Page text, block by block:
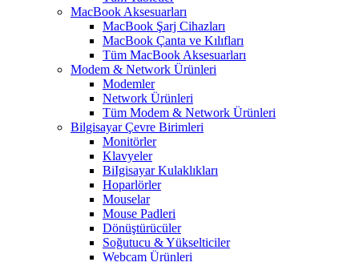
MacBook Aksesuarları
MacBook Şarj Cihazları
MacBook Çanta ve Kılıfları
Tüm MacBook Aksesuarları
Modem & Network Ürünleri
Modemler
Network Ürünleri
Tüm Modem & Network Ürünleri
Bilgisayar Çevre Birimleri
Monitörler
Klavyeler
BiIgisayar Kulaklıkları
Hoparlörler
Mouselar
Mouse Padleri
Dönüştürücüler
Soğutucu & Yükselticiler
Webcam Ürünleri